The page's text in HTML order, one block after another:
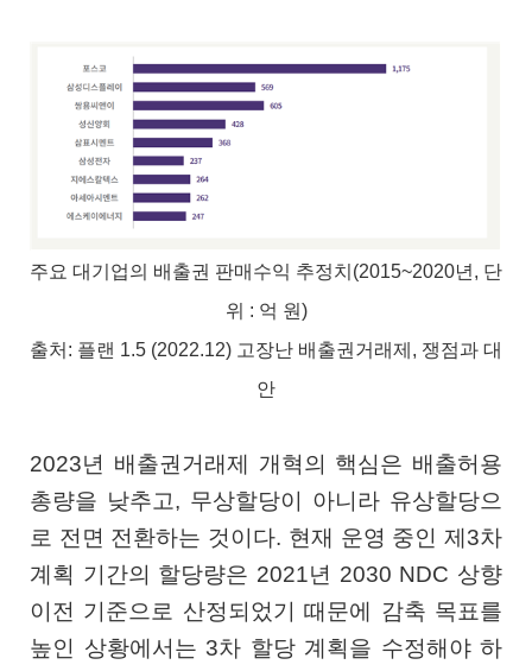
주요 대기업의 배출권 판매수익 추정치(2015~2020년, 단
위 : 억 원)
출처: 플랜 1.5 (2022.12) 고장난 배출권거래제, 쟁점과 대
안
2023년 배출권거래제 개혁의 핵심은 배출허용
총량을 낮추고, 무상할당이 아니라 유상할당으
로 전면 전환하는 것이다. 현재 운영 중인 제3차
계획 기간의 할당량은 2021년 2030 NDC 상향
이전 기준으로 산정되었기 때문에 감축 목표를
높인 상황에서는 3차 할당 계획을 수정해야 하